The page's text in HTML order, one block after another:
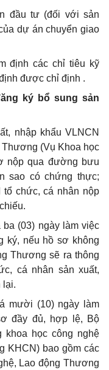
đầu tư (đối với sản
dự án chuyển giao
định các chỉ tiêu kỹ
được chỉ định .
ký bổ sung sản
nhập khẩu VLNCN
(Vụ Khoa học
nộp qua đường bưu
sao có chứng thực;
chức, cá nhân nộp
(03) ngày làm việc
ký, nếu hồ sơ không
Thương sẽ ra thông
cá nhân sản xuất,
lại.
mười (10) ngày làm
đầy đủ, hợp lệ, Bộ
khoa học công nghệ
KHCN) bao gồm các
Lao động Thương